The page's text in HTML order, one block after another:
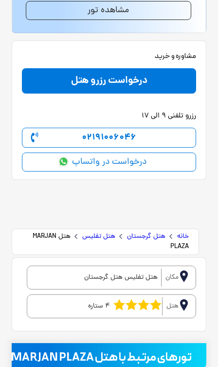
خانه هتل گرجستان هتل تفلیس
هتل MARJAN
PLAZA
مکان هتل تفلیس هتل گرجستان
هتل 4 ستاره
تورهای مرتبط با هتل MARJAN PLAZA
مشاهده تور
مشاوره و خرید
درخواست رزرو هتل
رزرو تلفنی 9 الی 17
02191006046
درخواست در واتساپ